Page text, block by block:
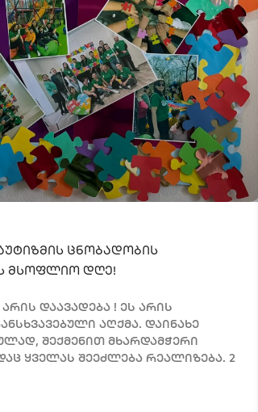
ცნობადობის
მსოფლიო დღე!
დაავადება ! ეს არის
აღქმა. დაინახე
შექმენით მხარდამჭერი
ყველას შეეძლება რეალიზება. 2